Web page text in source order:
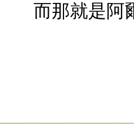
而那就是阿